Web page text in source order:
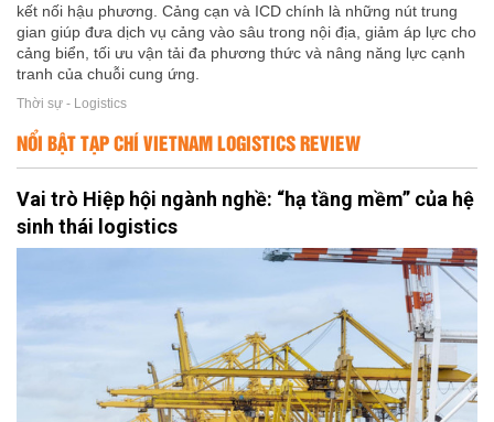
kết nối hậu phương. Cảng cạn và ICD chính là những nút trung
gian giúp đưa dịch vụ cảng vào sâu trong nội địa, giảm áp lực cho
cảng biển, tối ưu vận tải đa phương thức và nâng năng lực cạnh
tranh của chuỗi cung ứng.
Thời sự - Logistics
NỔI BẬT TẠP CHÍ VIETNAM LOGISTICS REVIEW
Vai trò Hiệp hội ngành nghề: “hạ tầng mềm” của hệ
sinh thái logistics